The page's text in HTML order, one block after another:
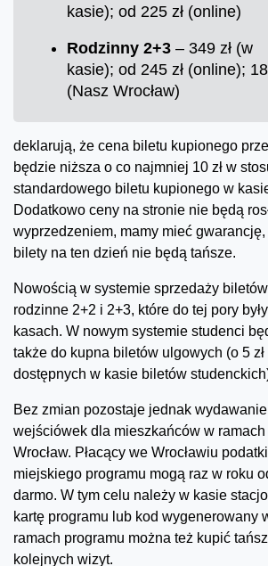
kasie); od 225 zł (online)
Rodzinny 2+3 – 349 zł (w
kasie); od 245 zł (online);
(Nasz Wrocław)
deklarują, że cena biletu kupionego
będzie niższa o co najmniej 10 zł w
standardowego biletu kupionego w
Dodatkowo ceny na stronie nie będą
wyprzedzeniem, mamy mieć gwarancję,
bilety na ten dzień nie będą tańsze.
Nowością w systemie sprzedaży
rodzinne 2+2 i 2+3, które do tej pory
kasach. W nowym systemie studenci
także do kupna biletów ulgowych (o 5 zł
dostępnych w kasie biletów
Bez zmian pozostaje jednak wydawanie
wejściówek dla mieszkańców w
Wrocław. Płacący we Wrocławiu
miejskiego programu mogą raz w roku
darmo. W tym celu należy w kasie
kartę programu lub kod wygenerowany
ramach programu można też kupić
kolejnych wizyt.